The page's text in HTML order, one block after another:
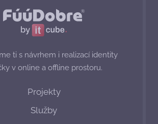
ti s návrhem i realizací identity
v online a offline prostoru.
Projekty
Služby